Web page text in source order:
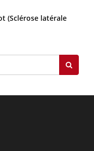
(Sclérose latérale